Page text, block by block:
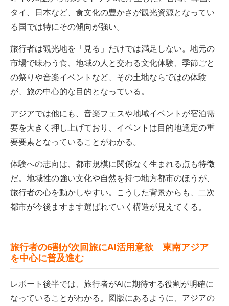
タイ、日本など、食文化の豊かさが観光資源となってい
る国では特にその傾向が強い。
旅行者は観光地を「見る」だけでは満足しない。地元の
市場で味わう食、地域の人と交わる文化体験、季節ごと
の祭りや音楽イベントなど、その土地ならではの体験
が、旅の中心的な目的となっている。
アジアでは他にも、音楽フェスや地域イベントが宿泊需
要を大きく押し上げており、イベントは目的地選定の重
要要素となっていることがわかる。
体験への志向は、都市規模に関係なく生まれる点も特徴
だ。地域性の強い文化や自然を持つ地方都市のほうが、
旅行者の心を動かしやすい。こうした背景からも、二次
都市が今後ますます選ばれていく構造が見えてくる。
旅行者の6割が次回旅にAI活用意欲 東南アジア
を中心に普及進む
レポート後半では、旅行者がAIに期待する役割が明確に
なっていることがわかる。図版にあるように、アジアの